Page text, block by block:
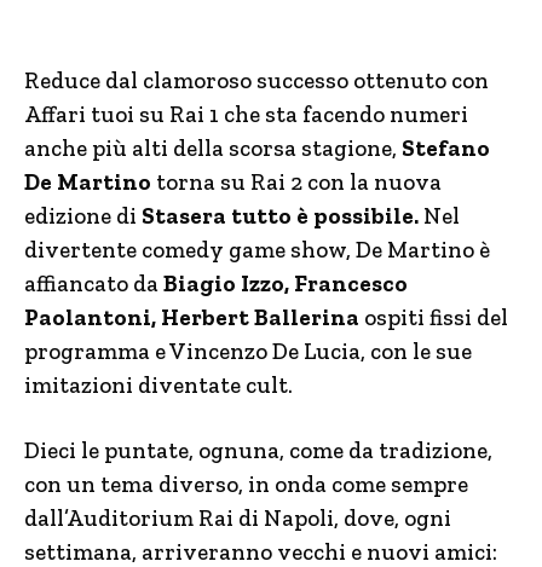
Reduce dal clamoroso successo ottenuto con
Affari tuoi su Rai 1 che sta facendo numeri
anche più alti della scorsa stagione, Stefano
De Martino torna su Rai 2 con la nuova
edizione di Stasera tutto è possibile. Nel
divertente comedy game show, De Martino è
affiancato daBiagio Izzo, Francesco
Paolantoni, Herbert Ballerina ospiti fissi del
programma e Vincenzo De Lucia, con le sue
imitazioni diventate cult.
Dieci le puntate, ognuna, come da tradizione,
con un tema diverso, in onda come sempre
dall’Auditorium Rai di Napoli, dove, ogni
settimana, arriveranno vecchi e nuovi amici: